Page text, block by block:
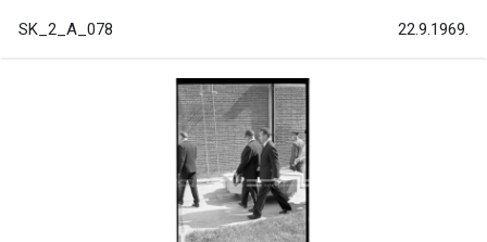
SK_2_A_078 22.9.1969.